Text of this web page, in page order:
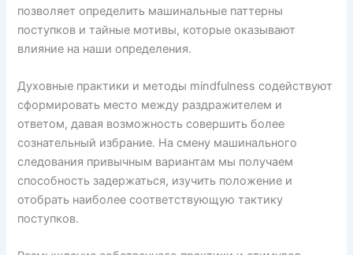
позволяет определить машинальные паттерны
поступков и тайные мотивы, которые оказывают
влияние на наши определения.
Духовные практики и методы mindfulness содействуют
сформировать место между раздражителем и
ответом, давая возможность совершить более
сознательный избрание. На смену машинального
следования привычным вариантам мы получаем
способность задержаться, изучить положение и
отобрать наиболее соответствующую тактику
поступков.